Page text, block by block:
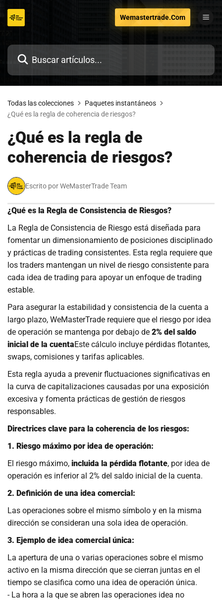
Wemastertrade.Com
Todas las colecciones
Paquetes instantáneos
¿Qué es la regla de coherencia de riesgos?
¿Qué es la regla de
coherencia de riesgos?
Escrito por WeMasterTrade Team
¿Qué es la Regla de Consistencia de Riesgos?
La Regla de Consistencia de Riesgo está diseñada para
fomentar un dimensionamiento de posiciones disciplinado
y prácticas de trading consistentes. Esta regla requiere que
los traders mantengan un nivel de riesgo consistente para
cada idea de trading para apoyar un enfoque de trading
estable.
Para asegurar la estabilidad y consistencia de la cuenta a
largo plazo, WeMasterTrade requiere que el riesgo por idea
de operación se mantenga por debajo de 2% del saldo
inicial de la cuentaEste cálculo incluye pérdidas flotantes,
swaps, comisiones y tarifas aplicables.
Esta regla ayuda a prevenir fluctuaciones significativas en
la curva de capitalizaciones causadas por una exposición
excesiva y fomenta prácticas de gestión de riesgos
responsables.
Directrices clave para la coherencia de los riesgos:
1. Riesgo máximo por idea de operación:
El riesgo máximo, incluida la pérdida flotante, por idea de
operación es inferior al 2% del saldo inicial de la cuenta.
2. Definición de una idea comercial:
Las operaciones sobre el mismo símbolo y en la misma
dirección se consideran una sola idea de operación.
3. Ejemplo de idea comercial única:
La apertura de una o varias operaciones sobre el mismo
activo en la misma dirección que se cierran juntas en el
tiempo se clasifica como una idea de operación única.
- La hora a la que se abren las operaciones idea no